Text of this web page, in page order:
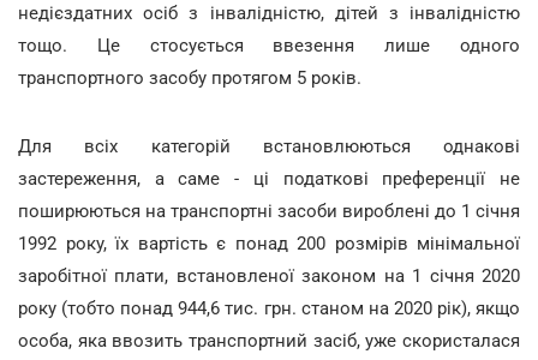
недієздатних осіб з інвалідністю, дітей з інвалідністю
тощо. Це стосується ввезення лише одного
транспортного засобу протягом 5 років.
Для всіх категорій встановлюються однакові
застереження, а саме - ці податкові преференції не
поширюються на транспортні засоби вироблені до 1 січня
1992 року, їх вартість є понад 200 розмірів мінімальної
заробітної плати, встановленої законом на 1 січня 2020
року (тобто понад 944,6 тис. грн. станом на 2020 рік), якщо
особа, яка ввозить транспортний засіб, уже скористалася